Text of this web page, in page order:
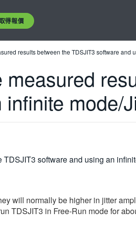
得報價
results between the TDSJIT3 software and
mode/
software and using an
will normally be higher in jitter
TDSJIT3 in Free-Run mode for